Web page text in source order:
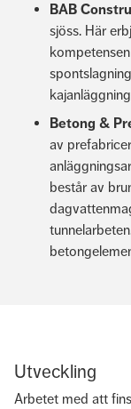
BAB
sjöss. Här
Betong &
av
består av
över
Utveckling
Arbetet med att